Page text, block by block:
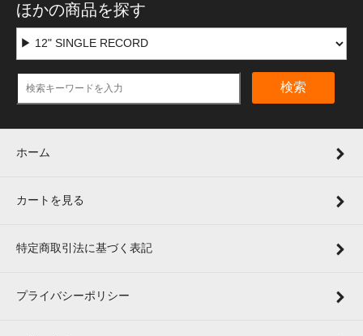
ほかの商品を探す
検索
ホーム
カートを見る
特定商取引法に基づく表記
プライバシーポリシー